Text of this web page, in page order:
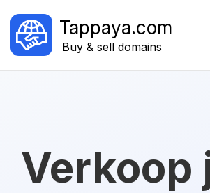
Tappaya.com
Buy & sell domains
Verkoop